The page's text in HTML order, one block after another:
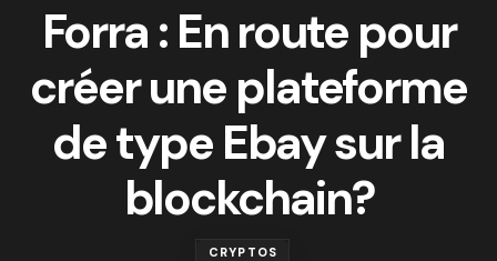
Forra : En route pour
créer une plateforme
de type Ebay sur la
blockchain?
CRYPTOS